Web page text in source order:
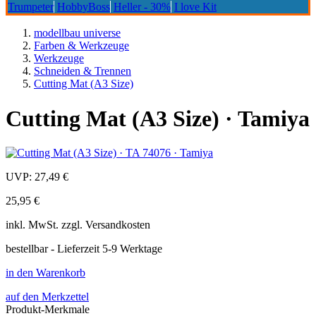
Trumpeter HobbyBoss Heller - 30% I love Kit
modellbau universe
Farben & Werkzeuge
Werkzeuge
Schneiden & Trennen
Cutting Mat (A3 Size)
Cutting Mat (A3 Size) · Tamiya
UVP: 27,49 €
25,95 €
inkl. MwSt. zzgl. Versandkosten
bestellbar - Lieferzeit 5-9 Werktage
in den Warenkorb
auf den Merkzettel
Produkt-Merkmale